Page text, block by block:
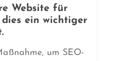
Website für
ein wichtiger
um SEO-